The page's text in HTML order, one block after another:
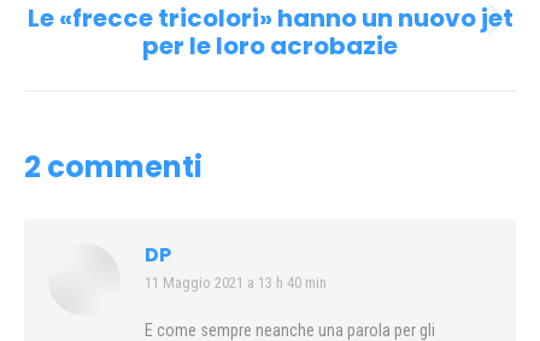
Prossimo
post:
Le «frecce tricolori» hanno un nuovo jet
per le loro acrobazie
2 commenti
DP
says:
11 Maggio 2021 a 13 h 40 min
E come sempre neanche una parola per gli